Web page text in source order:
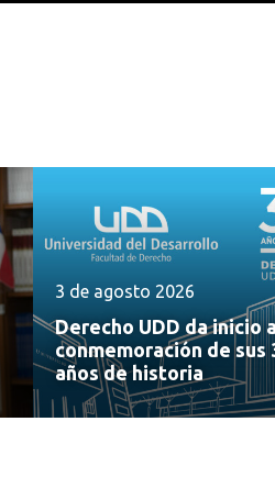
3 de agosto 2026
Derecho UDD da inicio
conmemoración de sus
años de historia